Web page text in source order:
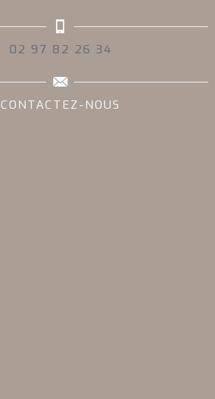
02 97 82 26 34
CONTACTEZ-NOUS